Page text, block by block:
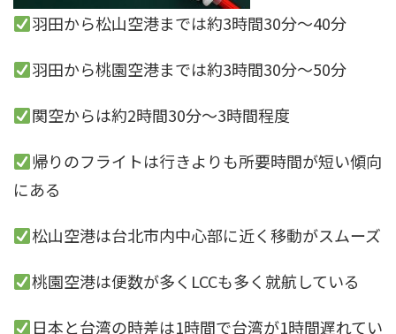
羽田から松山空港までは約3時間30分〜40分
羽田から桃園空港までは約3時間30分〜50分
関空からは約2時間30分〜3時間程度
帰りのフライトは行きよりも所要時間が短い傾向
にある
松山空港は台北市内中心部に近く移動がスムーズ
桃園空港は便数が多くLCCも多く就航している
日本と台湾の時差は1時間で台湾が1時間遅れてい